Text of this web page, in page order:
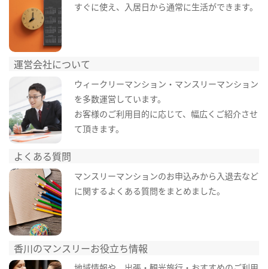
すぐに使え、入居日から通常に生活ができます。
運営会社について
ウィークリーマンション・マンスリーマンション
を多数運営しています。
お客様のご利用目的に応じて、幅広くご紹介させ
て頂きます。
よくある質問
マンスリーマンションのお申込みから入退去など
に関するよくある質問をまとめました。
香川のマンスリーお役立ち情報